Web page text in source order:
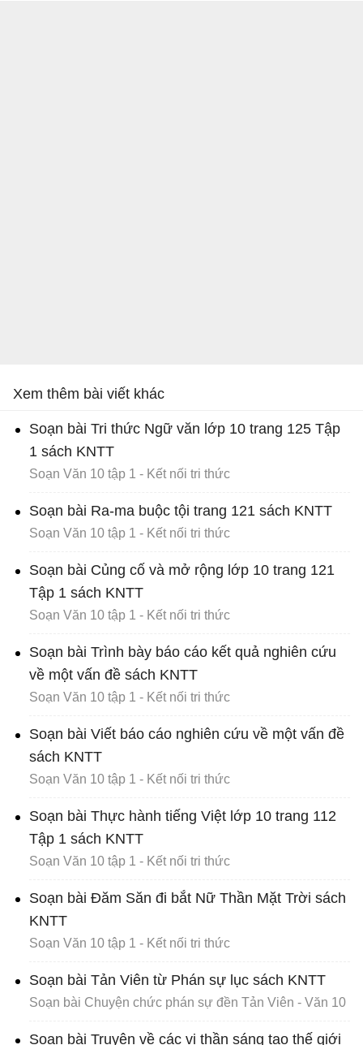
Xem thêm bài viết khác
Soạn bài Tri thức Ngữ văn lớp 10 trang 125 Tập
1 sách KNTT
Soạn Văn 10 tập 1 - Kết nối tri thức
Soạn bài Ra-ma buộc tội trang 121 sách KNTT
Soạn Văn 10 tập 1 - Kết nối tri thức
Soạn bài Củng cố và mở rộng lớp 10 trang 121
Tập 1 sách KNTT
Soạn Văn 10 tập 1 - Kết nối tri thức
Soạn bài Trình bày báo cáo kết quả nghiên cứu
về một vấn đề sách KNTT
Soạn Văn 10 tập 1 - Kết nối tri thức
Soạn bài Viết báo cáo nghiên cứu về một vấn đề
sách KNTT
Soạn Văn 10 tập 1 - Kết nối tri thức
Soạn bài Thực hành tiếng Việt lớp 10 trang 112
Tập 1 sách KNTT
Soạn Văn 10 tập 1 - Kết nối tri thức
Soạn bài Đăm Săn đi bắt Nữ Thần Mặt Trời sách
KNTT
Soạn Văn 10 tập 1 - Kết nối tri thức
Soạn bài Tản Viên từ Phán sự lục sách KNTT
Soạn bài Chuyện chức phán sự đền Tản Viên - Văn 10
Soạn bài Truyện về các vị thần sáng tạo thế giới